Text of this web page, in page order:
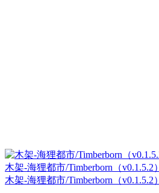
木架-海狸都市/Timberborn（v0.1.5.2）
木架-海狸都市/Timberborn（v0.1.5.2）